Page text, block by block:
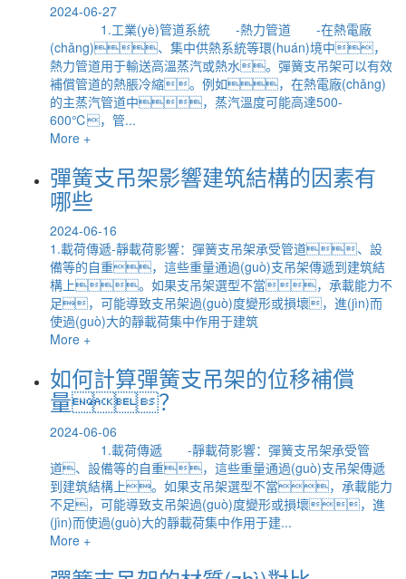
2024-06-27
1.工業(yè)管道系統 -熱力管道 -在熱電廠
(chǎng)、集中供熱系統等環(huán)境中，
熱力管道用于輸送高溫蒸汽或熱水。彈簧支吊架可以有效
補償管道的熱脹冷縮。例如，在熱電廠(chǎng)
的主蒸汽管道中，蒸汽溫度可能高達500-
600℃，管...
More +
彈簧支吊架影響建筑結構的因素有
哪些
2024-06-16
1.載荷傳遞-靜載荷影響：彈簧支吊架承受管道、設
備等的自重，這些重量通過(guò)支吊架傳遞到建筑結
構上。如果支吊架選型不當，承載能力不
足，可能導致支吊架過(guò)度變形或損壞，進(jìn)而
使過(guò)大的靜載荷集中作用于建筑
More +
如何計算彈簧支吊架的位移補償
量？
2024-06-06
1.載荷傳遞 -靜載荷影響：彈簧支吊架承受管
道、設備等的自重，這些重量通過(guò)支吊架傳遞
到建筑結構上。如果支吊架選型不當，承載能力
不足，可能導致支吊架過(guò)度變形或損壞，進
(jìn)而使過(guò)大的靜載荷集中作用于建...
More +